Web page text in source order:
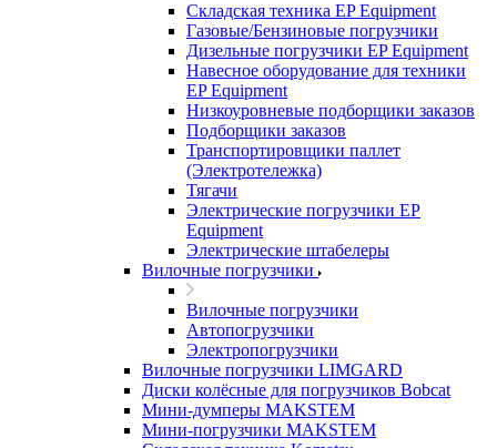
Складская техника EP Equipment
Газовые/Бензиновые погрузчики
Дизельные погрузчики EP Equipment
Навесное оборудование для техники
EP Equipment
Низкоуровневые подборщики заказов
Подборщики заказов
Транспортировщики паллет
(Электротележка)
Тягачи
Электрические погрузчики EP
Equipment
Электрические штабелеры
Вилочные погрузчики
Вилочные погрузчики
Автопогрузчики
Электропогрузчики
Вилочные погрузчики LIMGARD
Диски колёсные для погрузчиков Bobcat
Мини-думперы MAKSTEM
Мини-погрузчики MAKSTEM